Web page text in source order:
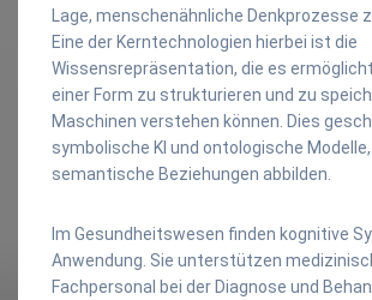
Lage, menschenähnliche Denkprozesse
Eine der Kerntechnologien hierbei ist die
Wissensrepräsentation, die es
einer Form zu strukturieren und zu
Maschinen verstehen können. Dies
symbolische KI und ontologische
semantische Beziehungen abbilden.
Im Gesundheitswesen finden kognitive
Anwendung. Sie unterstützen
Fachpersonal bei der Diagnose und